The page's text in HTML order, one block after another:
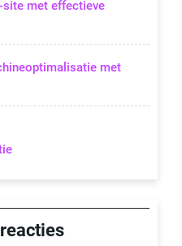
met effectieve
met